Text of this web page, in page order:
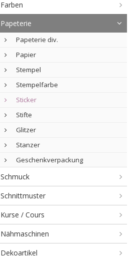
Farben
Papeterie
Papeterie div.
Papier
Stempel
Stempelfarbe
Sticker
Stifte
Glitzer
Stanzer
Geschenkverpackung
Schmuck
Schnittmuster
Kurse / Cours
Nähmaschinen
Dekoartikel